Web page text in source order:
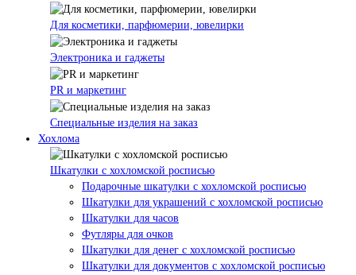
Для косметики, парфюмерии, ювелирки
Электроника и гаджеты
PR и маркетинг
Специальные изделия на заказ
Хохлома
Шкатулки с хохломской росписью
Подарочные шкатулки с хохломской росписью
Шкатулки для украшений с хохломской росписью
Шкатулки для часов
Футляры для очков
Шкатулки для денег с хохломской росписью
Шкатулки для документов с хохломской росписью